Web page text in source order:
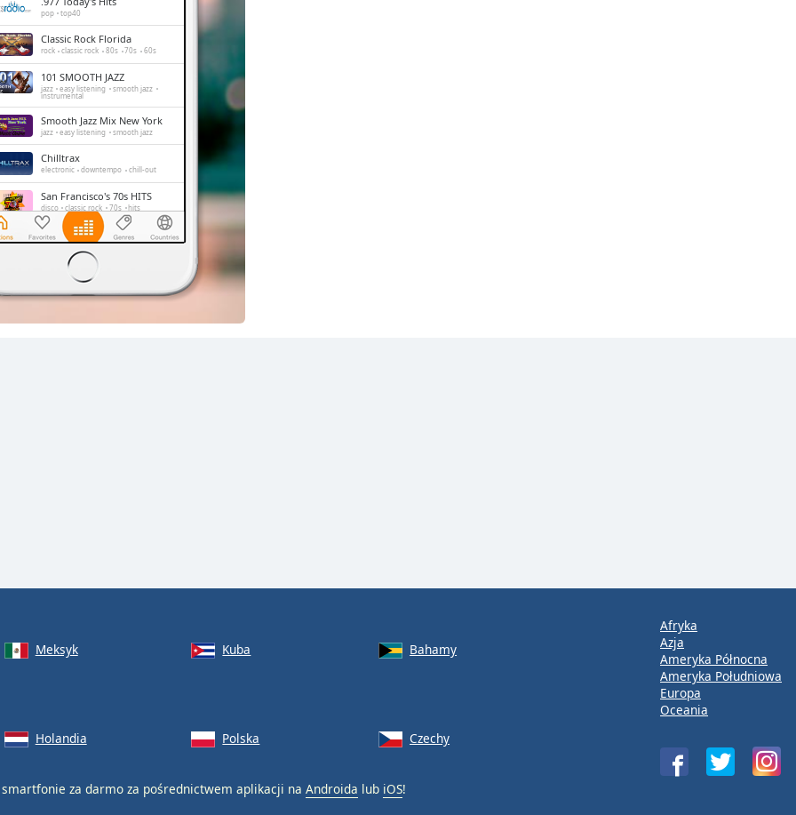
pop top40
Classic Rock Florida
rock classic rock 80s 70s 60s
101 SMOOTH JAZZ
jazz easy listening smooth jazz
instrumental
Smooth Jazz Mix New York
jazz easy listening smooth jazz
Chilltrax
electronic downtempo chill-out
San Francisco's 70s HITS
disco classic rock 70s hits
Side Street Radio
dance electronic trance house
progressive house
Absolute Chillout
chill-out
Meksyk Kuba
Bahamy
Holandia Polska Czechy
za darmo za pośrednictwem aplikacji na Androida lub iOS!
Afryka
Azja
Ameryka Północna
Ameryka Południowa
Europa
Oceania